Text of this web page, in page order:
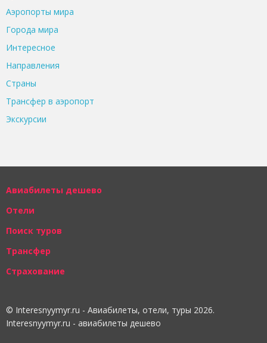
Аэропорты мира
Города мира
Интересное
Направления
Страны
Трансфер в аэропорт
Экскурсии
Авиабилеты дешево
Отели
Поиск туров
Трансфер
Страхование
© Interesnyymyr.ru - Авиабилеты, отели, туры 2026.
Interesnyymyr.ru - авиабилеты дешево